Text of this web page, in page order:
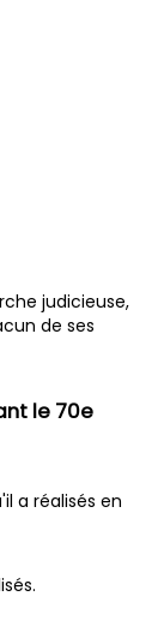
judicieuse,
de ses
le 70e
a réalisés en